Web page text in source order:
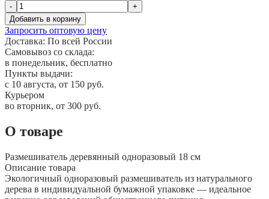
-
+
Добавить в корзину
Запросить оптовую цену
Доставка: По всей России
Самовывоз со склада:
в понедельник, бесплатно
Пункты выдачи:
c 10 августа, от 150 руб.
Курьером
во вторник, от 300 руб.
О товаре
Размешиватель деревянный одноразовый 18 см
Описание товара
Экологичный одноразовый размешиватель из натурального
дерева в индивидуальной бумажной упаковке — идеальное